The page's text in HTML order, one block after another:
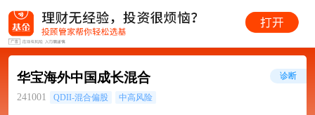
华宝海外中国成长混合
241001 QDII-混合偏股 中高风险
诊断